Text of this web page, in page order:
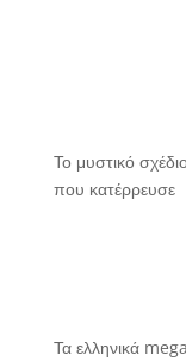
Το μυστικό
που κατέρρευσε
Τα ελληνικά